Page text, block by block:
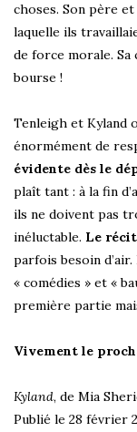
choses. Son père
laquelle ils
de force morale. Sa
bourse !
Tenleigh et Kyland
énormément de
évidente dès le
plaît tant : à la fin
ils ne doivent pas
inéluctable. Le
parfois besoin
« comédies » et «
première partie
Vivement le
Kyland, de Mia
Publié le 28 février